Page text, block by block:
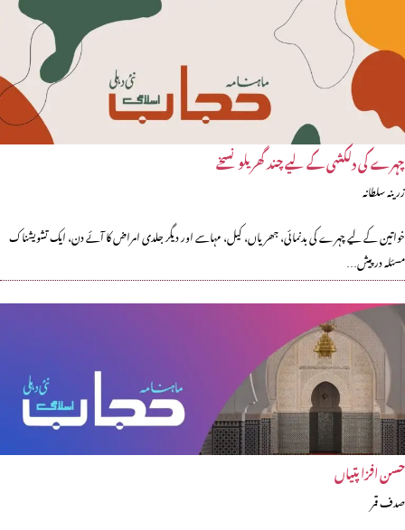
چہرے کی دلکشی کے لیے چند گھریلو نسخے
زرینہ سلطانہ
خواتین کے لیے چہرے کی بدنمائی، جھریاں، کیل، مہاسے اور دیگر جلدی امراض کا آئے دن، ایک تشویشناک
مسئلہ درپیش…
حسن افزا پتیاں
صدف قمر